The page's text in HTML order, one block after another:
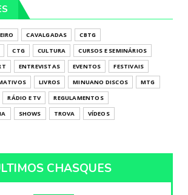
CAVALGADAS
CBTG
CTG CULTURA
CURSOS E SEMINÁRIOS
ENTREVISTAS EVENTOS
FESTIVAIS
LIVROS MINUANO DISCOS
MTG
RÁDIO E TV
REGULAMENTOS
SHOWS TROVA VÍDEOS
CHASQUES